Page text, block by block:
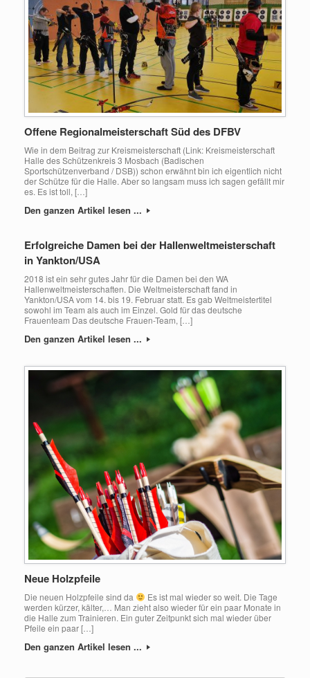
Offene Regionalmeisterschaft Süd des DFBV
Wie in dem Beitrag zur Kreismeisterschaft (Link: Kreismeisterschaft
Halle des Schützenkreis 3 Mosbach (Badischen
Sportschützenverband / DSB)) schon erwähnt bin ich eigentlich nicht
der Schütze für die Halle. Aber so langsam muss ich sagen gefällt mir
es. Es ist toll, […]
Den ganzen Artikel lesen ...
Erfolgreiche Damen bei der Hallenweltmeisterschaft
in Yankton/USA
2018 ist ein sehr gutes Jahr für die Damen bei den WA
Hallenweltmeisterschaften. Die Weltmeisterschaft fand in
Yankton/USA vom 14. bis 19. Februar statt. Es gab Weltmeistertitel
sowohl im Team als auch im Einzel. Gold für das deutsche
Frauenteam Das deutsche Frauen-Team, […]
Den ganzen Artikel lesen ...
Neue Holzpfeile
Die neuen Holzpfeile sind da
Es ist mal wieder so weit. Die Tage
werden kürzer, kälter,… Man zieht also wieder für ein paar Monate in
die Halle zum Trainieren. Ein guter Zeitpunkt sich mal wieder über
Pfeile ein paar […]
Den ganzen Artikel lesen ...